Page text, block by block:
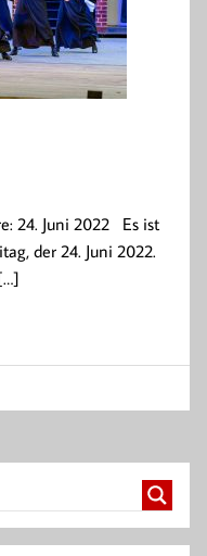
24. Juni 2022 Es ist
der 24. Juni 2022.